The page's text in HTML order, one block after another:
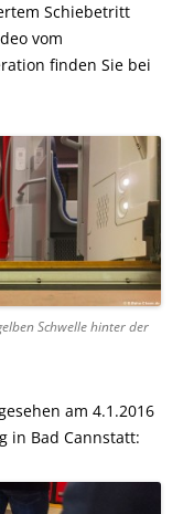
Schiebetritt
vom
finden Sie bei
Schwelle hinter der
am 4.1.2016
in Bad Cannstatt: